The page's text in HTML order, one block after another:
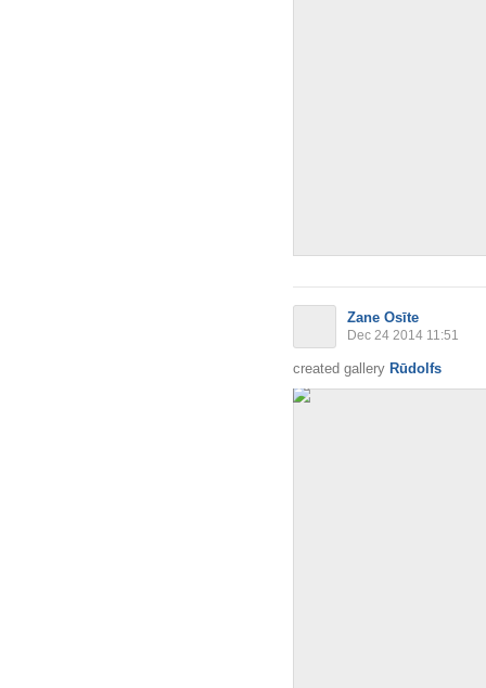
Zane Osīte
Dec 24 2014 11:51
created gallery Rūdolfs